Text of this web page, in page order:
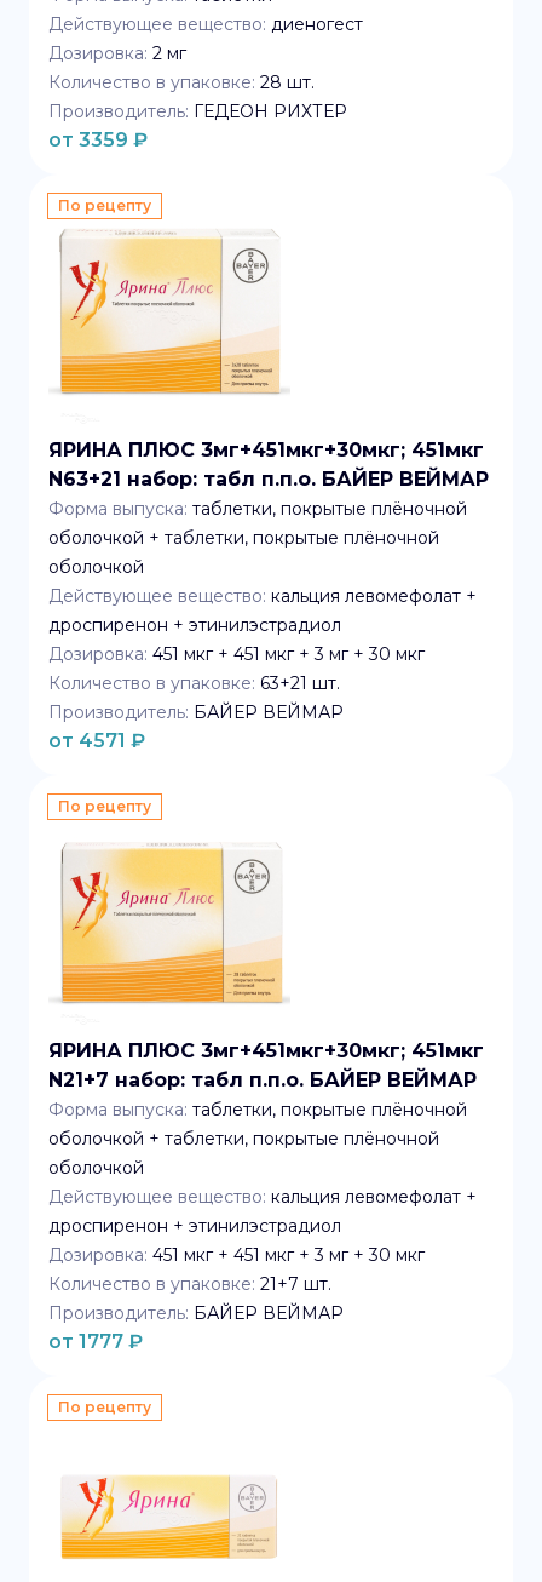
Действующее вещество: диеногест
Дозировка: 2 мг
Количество в упаковке: 28 шт.
Производитель: ГЕДЕОН РИХТЕР
от 3359 ₽
По рецепту
ЯРИНА ПЛЮС 3мг+451мкг+30мкг; 451мкг
N63+21 набор: табл п.п.о. БАЙЕР ВЕЙМАР
Форма выпуска: таблетки, покрытые плёночной
оболочкой + таблетки, покрытые плёночной
оболочкой
Действующее вещество: кальция левомефолат +
дроспиренон + этинилэстрадиол
Дозировка: 451 мкг + 451 мкг + 3 мг + 30 мкг
Количество в упаковке: 63+21 шт.
Производитель: БАЙЕР ВЕЙМАР
от 4571 ₽
По рецепту
ЯРИНА ПЛЮС 3мг+451мкг+30мкг; 451мкг
N21+7 набор: табл п.п.о. БАЙЕР ВЕЙМАР
Форма выпуска: таблетки, покрытые плёночной
оболочкой + таблетки, покрытые плёночной
оболочкой
Действующее вещество: кальция левомефолат +
дроспиренон + этинилэстрадиол
Дозировка: 451 мкг + 451 мкг + 3 мг + 30 мкг
Количество в упаковке: 21+7 шт.
Производитель: БАЙЕР ВЕЙМАР
от 1777 ₽
По рецепту